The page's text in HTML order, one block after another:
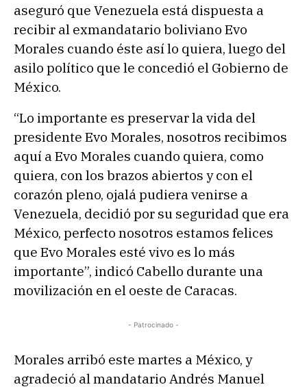
aseguró que Venezuela está dispuesta a
recibir al exmandatario boliviano Evo
Morales cuando éste así lo quiera, luego del
asilo político que le concedió el Gobierno de
México.
“Lo importante es preservar la vida del
presidente Evo Morales, nosotros recibimos
aquí a Evo Morales cuando quiera, como
quiera, con los brazos abiertos y con el
corazón pleno, ojalá pudiera venirse a
Venezuela, decidió por su seguridad que era
México, perfecto nosotros estamos felices
que Evo Morales esté vivo es lo más
importante”, indicó Cabello durante una
movilización en el oeste de Caracas.
- Patrocinado -
Morales arribó este martes a México, y
agradeció al mandatario Andrés Manuel